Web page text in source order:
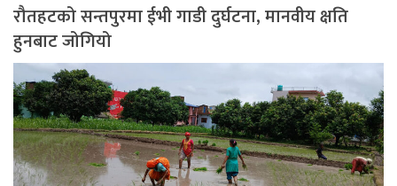
रौतहटको सन्तपुरमा ईभी गाडी दुर्घटना, मानवीय क्षति
हुनबाट जोगियो